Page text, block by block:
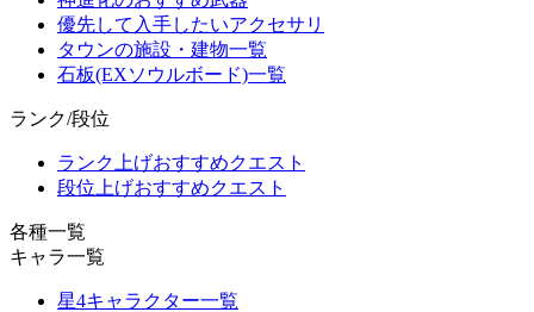
優先して入手したいアクセサリ
タウンの施設・建物一覧
石板(EXソウルボード)一覧
ランク/段位
ランク上げおすすめクエスト
段位上げおすすめクエスト
各種一覧
キャラ一覧
星4キャラクター一覧